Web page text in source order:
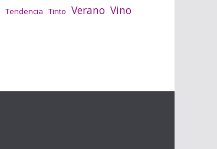
Tendencia Tinto Verano Vino